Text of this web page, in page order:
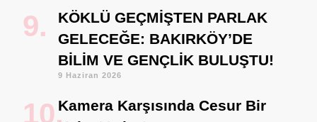
KÖKLÜ GEÇMİŞTEN PARLAK
GELECEĞE: BAKIRKÖY’DE
BİLİM VE GENÇLİK BULUŞTU!
9 Haziran 2026
Kamera Karşısında Cesur Bir